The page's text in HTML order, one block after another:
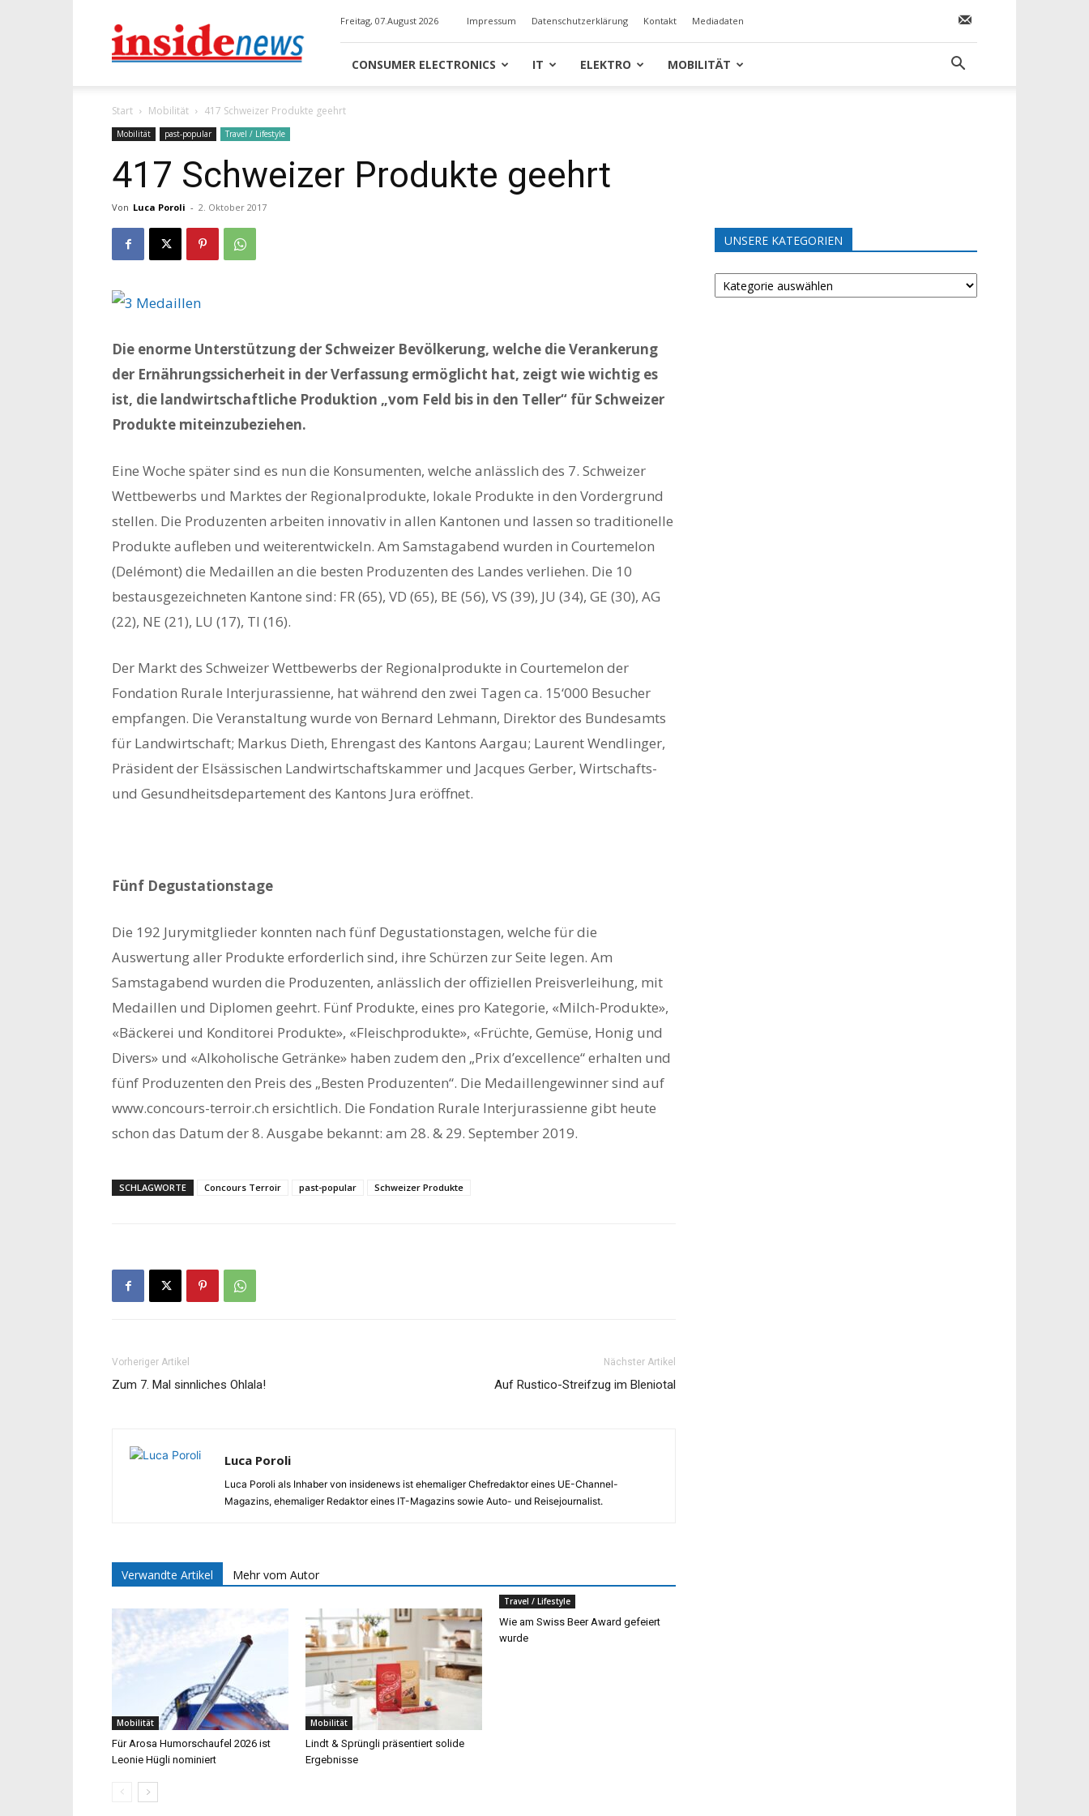
Freitag, 07.August 2026 Impressum Datenschutzerklärung Kontakt Mediadaten
CONSUMER ELECTRONICS IT ELEKTRO MOBILITÄT
Start Mobilität 417 Schweizer Produkte geehrt
Mobilität past-popular Travel / Lifestyle
417 Schweizer Produkte geehrt
Von Luca Poroli - 2. Oktober 2017
Die enorme Unterstützung der Schweizer Bevölkerung, welche die Verankerung
der Ernährungssicherheit in der Verfassung ermöglicht hat, zeigt wie wichtig es
ist, die landwirtschaftliche Produktion „vom Feld bis in den Teller“ für Schweizer
Produkte miteinzubeziehen.
Eine Woche später sind es nun die Konsumenten, welche anlässlich des 7. Schweizer
Wettbewerbs und Marktes der Regionalprodukte, lokale Produkte in den Vordergrund
stellen. Die Produzenten arbeiten innovativ in allen Kantonen und lassen so traditionelle
Produkte aufleben und weiterentwickeln. Am Samstagabend wurden in Courtemelon
(Delémont) die Medaillen an die besten Produzenten des Landes verliehen. Die 10
bestausgezeichneten Kantone sind: FR (65), VD (65), BE (56), VS (39), JU (34), GE (30), AG
(22), NE (21), LU (17), TI (16).
Der Markt des Schweizer Wettbewerbs der Regionalprodukte in Courtemelon der
Fondation Rurale Interjurassienne, hat während den zwei Tagen ca. 15‘000 Besucher
empfangen. Die Veranstaltung wurde von Bernard Lehmann, Direktor des Bundesamts
für Landwirtschaft; Markus Dieth, Ehrengast des Kantons Aargau; Laurent Wendlinger,
Präsident der Elsässischen Landwirtschaftskammer und Jacques Gerber, Wirtschafts-
und Gesundheitsdepartement des Kantons Jura eröffnet.
Fünf Degustationstage
Die 192 Jurymitglieder konnten nach fünf Degustationstagen, welche für die
Auswertung aller Produkte erforderlich sind, ihre Schürzen zur Seite legen. Am
Samstagabend wurden die Produzenten, anlässlich der offiziellen Preisverleihung, mit
Medaillen und Diplomen geehrt. Fünf Produkte, eines pro Kategorie, «Milch-Produkte»,
«Bäckerei und Konditorei Produkte», «Fleischprodukte», «Früchte, Gemüse, Honig und
Divers» und «Alkoholische Getränke» haben zudem den „Prix d’excellence“ erhalten und
fünf Produzenten den Preis des „Besten Produzenten“. Die Medaillengewinner sind auf
www.concours-terroir.ch ersichtlich. Die Fondation Rurale Interjurassienne gibt heute
schon das Datum der 8. Ausgabe bekannt: am 28. & 29. September 2019.
SCHLAGWORTE Concours Terroir past-popular Schweizer Produkte
Vorheriger Artikel
Zum 7. Mal sinnliches Ohlala!
Nächster Artikel
Auf Rustico-Streifzug im Bleniotal
Luca Poroli
Luca Poroli als Inhaber von insidenews ist ehemaliger Chefredaktor eines UE-Channel-
Magazins, ehemaliger Redaktor eines IT-Magazins sowie Auto- und Reisejournalist.
Verwandte Artikel Mehr vom Autor
Mobilität
Für Arosa Humorschaufel 2026 ist
Leonie Hügli nominiert
Mobilität
Lindt & Sprüngli präsentiert solide
Ergebnisse
Travel / Lifestyle
Wie am Swiss Beer Award gefeiert
wurde
UNSERE KATEGORIEN
UNSERE
KATEGORIEN